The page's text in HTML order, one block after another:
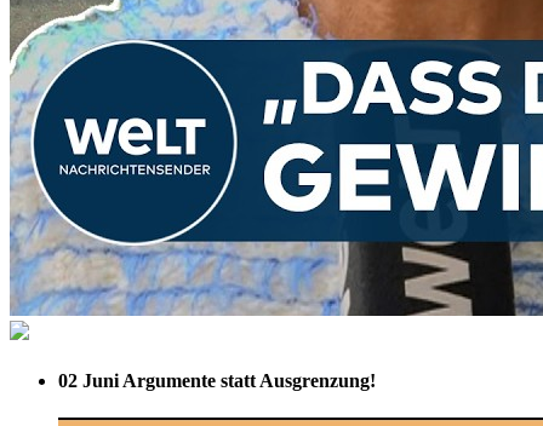
02 Juni Argumente statt Ausgrenzung!